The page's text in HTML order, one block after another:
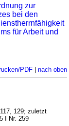
zur
bei den
für Arbeit und
PDF| nach oben
129; zuletzt
I Nr. 259